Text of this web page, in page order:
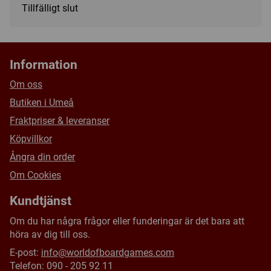
Oroar du dig för att din dnd-karaktär dör? Eller spelar du
båda!
Förlora inte de lösa pappersark som vi alla tenderar att ha
ibland, bara håll dem i dokumentfickan på baksidan!
Tillfälligt slut
Information
Om oss
Butiken i Umeå
Fraktpriser & leveranser
Köpvillkor
Ångra din order
Om Cookies
Kundtjänst
Om du har några frågor eller funderingar är det bara att
höra av dig till oss.
E-post: info@worldofboardgames.com
Telefon: 090 - 205 92 11